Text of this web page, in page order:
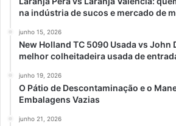
na indústria de sucos e mercado de
junho 15, 2026
New Holland TC 5090 Usada vs John
melhor colheitadeira usada de
junho 19, 2026
O Pátio de Descontaminação e o
Embalagens Vazias
junho 21, 2026